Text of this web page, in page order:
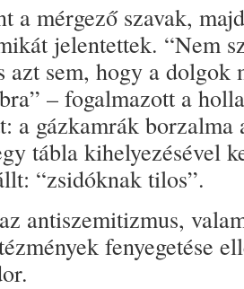
a mérgező szavak,
jelentettek. “Nem
azt sem, hogy a
– fogalmazott a
a gázkamrák borzalma
tábla kihelyezésével
“zsidóknak tilos”.
antiszemitizmus,
fenyegetése